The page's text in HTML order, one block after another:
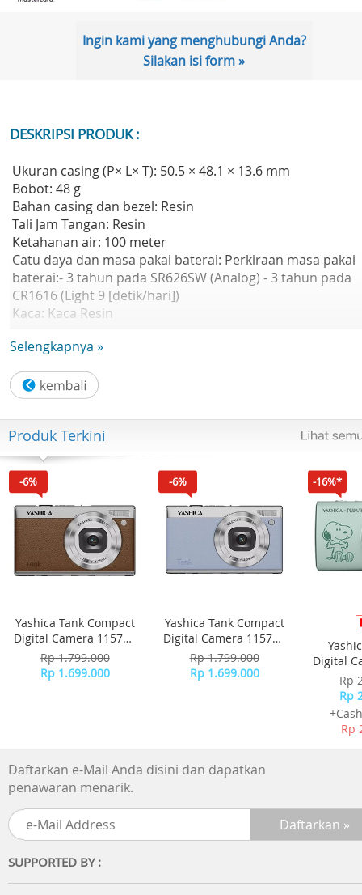
Ingin kami yang menghubungi Anda?
Silakan isi form »
DESKRIPSI PRODUK :
Ukuran casing (P× L× T): 50.5 × 48.1 × 13.6 mm
Bobot: 48 g
Bahan casing dan bezel: Resin
Tali Jam Tangan: Resin
Ketahanan air: 100 meter
Catu daya dan masa pakai baterai: Perkiraan masa pakai
baterai:- 3 tahun pada SR626SW (Analog) - 3 tahun pada
CR1616 (Light 9 [detik/hari])
Kaca: Kaca Resin
Lampu: Lampu LED & Cahaya redup
Fitur lainnya:
- Penunjuk waktu reguler:
- Analog: 3 jarum (jam, menit, detik)
Garansi Resmi 1 Tahun
Include Box, Jam Tangan, Kartu Garansi, Manual
Selengkapnya »
Produk Terkini
-6%
Yashica Tank Compact
Digital Camera 115755
- Brown
Rp 1.799.000
Rp 1.699.000
-6%
Yashica Tank Compact
Digital Camera 115756
- Sky Blue
Rp 1.799.000
Rp 1.699.000
-16%*
Digital
Rp
Rp
Rp
Daftarkan e-Mail Anda disini dan dapatkan
penawaran menarik.
SUPPORTED BY :